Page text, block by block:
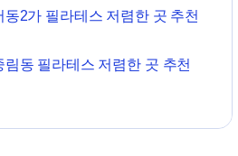
동2가 필라테스 저렴한 곳 추천
림동 필라테스 저렴한 곳 추천